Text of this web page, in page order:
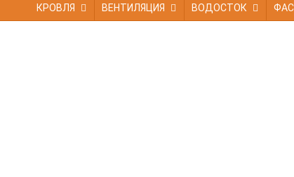
КРОВЛЯ ВЕНТИЛЯЦИЯ ВОДОСТОК